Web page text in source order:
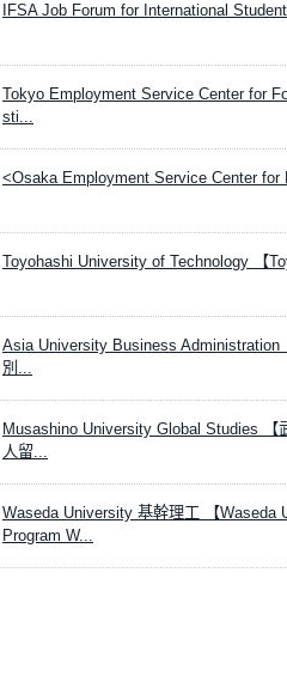
IFSA Job Forum for International
Tokyo Employment Service Center for
sti...
<Osaka Employment Service Center
Toyohashi University of Technology 【
Asia University Business
別...
Musashino University Global Studies
人留...
Waseda University 基幹理工 【
Program W...